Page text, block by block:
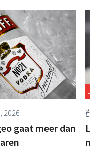
2026
gaat meer dan